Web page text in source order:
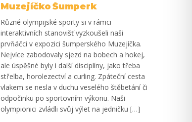
Muzejíčko Šumperk
Různé olympijské sporty si v rámci
interaktivních stanovišť vyzkoušeli naši
prvňáčci v expozici šumperského Muzejíčka.
Nejvíce zabodovaly sjezd na bobech a hokej,
ale úspěšné byly i další disciplíny, jako třeba
střelba, horolezectví a curling. Zpáteční cesta
vlakem se nesla v duchu veselého štěbetání či
odpočinku po sportovním výkonu. Naši
olympionici zvládli svůj výlet na jedničku […]